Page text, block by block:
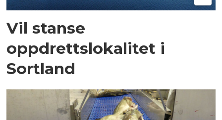
Vil stanse
oppdrettslokalitet i
Sortland